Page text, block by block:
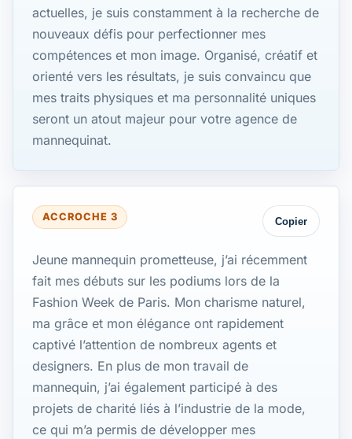
actuelles, je suis constamment à la recherche de
nouveaux défis pour perfectionner mes
compétences et mon image. Organisé, créatif et
orienté vers les résultats, je suis convaincu que
mes traits physiques et ma personnalité uniques
seront un atout majeur pour votre agence de
mannequinat.
ACCROCHE 3 Copier
Jeune mannequin prometteuse, j’ai récemment
fait mes débuts sur les podiums lors de la
Fashion Week de Paris. Mon charisme naturel,
ma grâce et mon élégance ont rapidement
captivé l’attention de nombreux agents et
designers. En plus de mon travail de
mannequin, j’ai également participé à des
projets de charité liés à l’industrie de la mode,
ce qui m’a permis de développer mes